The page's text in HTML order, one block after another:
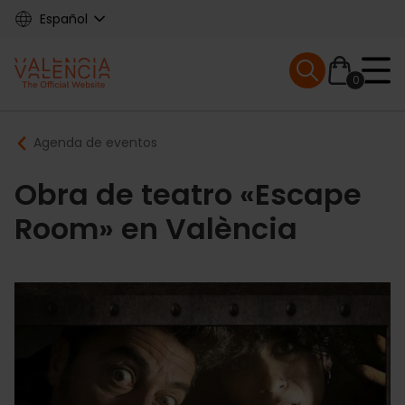
Skip
content
Español
Main
navigation
0
Mobile menu
Breadcrumb
Agenda de eventos
Obra de teatro «Escape
Room» en València